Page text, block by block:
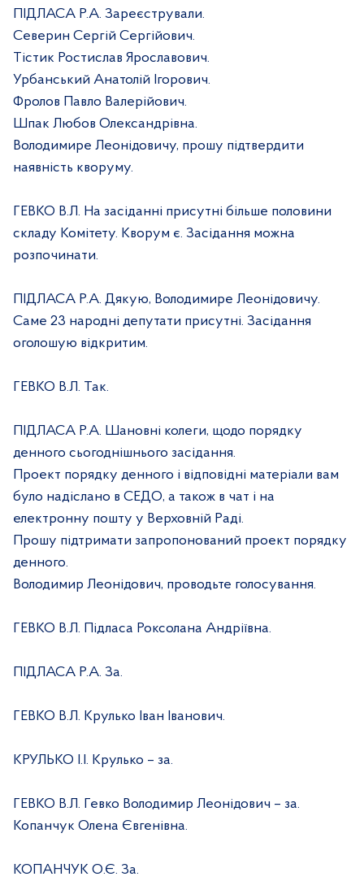
ПІДЛАСА Р.А. Зареєстрували.
Северин Сергій Сергійович.
Тістик Ростислав Ярославович.
Урбанський Анатолій Ігорович.
Фролов Павло Валерійович.
Шпак Любов Олександрівна.
Володимире Леонідовичу, прошу підтвердити
наявність кворуму.
ГЕВКО В.Л. На засіданні присутні більше половини
складу Комітету. Кворум є. Засідання можна
розпочинати.
ПІДЛАСА Р.А. Дякую, Володимире Леонідовичу.
Саме 23 народні депутати присутні. Засідання
оголошую відкритим.
ГЕВКО В.Л. Так.
ПІДЛАСА Р.А. Шановні колеги, щодо порядку
денного сьогоднішнього засідання.
Проект порядку денного і відповідні матеріали вам
було надіслано в СЕДО, а також в чат і на
електронну пошту у Верховній Раді.
Прошу підтримати запропонований проект порядку
денного.
Володимир Леонідович, проводьте голосування.
ГЕВКО В.Л. Підласа Роксолана Андріївна.
ПІДЛАСА Р.А. За.
ГЕВКО В.Л. Крулько Іван Іванович.
КРУЛЬКО І.І. Крулько – за.
ГЕВКО В.Л. Гевко Володимир Леонідович – за.
Копанчук Олена Євгенівна.
КОПАНЧУК О.Є. За.